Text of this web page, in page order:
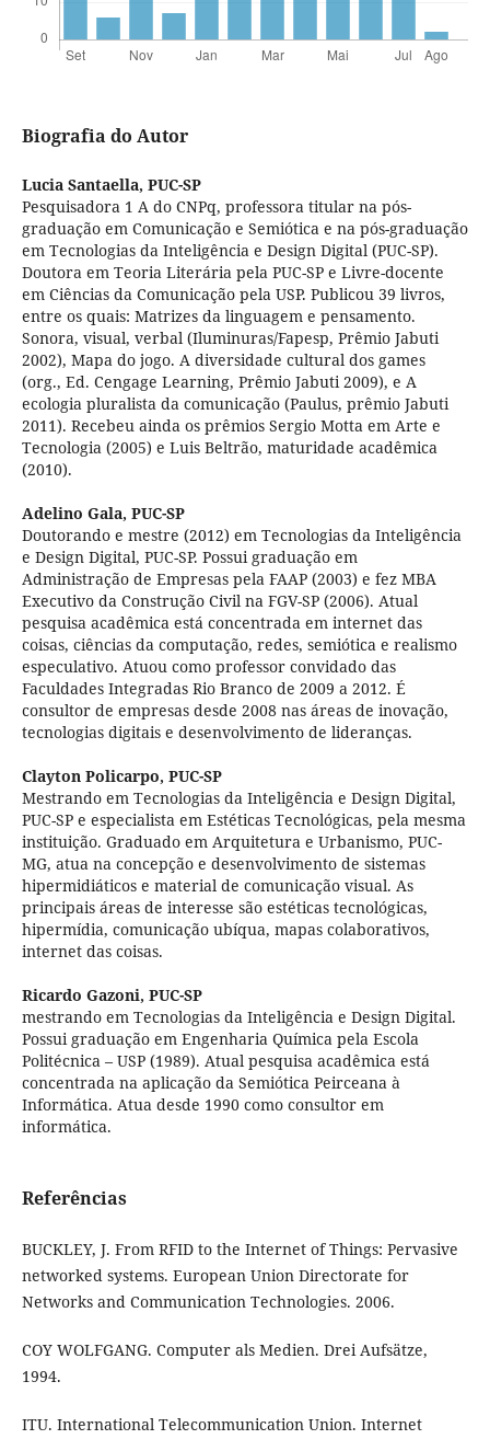
Biografia do Autor
Lucia Santaella, PUC-SP
Pesquisadora 1 A do CNPq, professora titular na pós-
graduação em Comunicação e Semiótica e na pós-graduação
em Tecnologias da Inteligência e Design Digital (PUC-SP).
Doutora em Teoria Literária pela PUC-SP e Livre-docente
em Ciências da Comunicação pela USP. Publicou 39 livros,
entre os quais: Matrizes da linguagem e pensamento.
Sonora, visual, verbal (Iluminuras/Fapesp, Prêmio Jabuti
2002), Mapa do jogo. A diversidade cultural dos games
(org., Ed. Cengage Learning, Prêmio Jabuti 2009), e A
ecologia pluralista da comunicação (Paulus, prêmio Jabuti
2011). Recebeu ainda os prêmios Sergio Motta em Arte e
Tecnologia (2005) e Luis Beltrão, maturidade acadêmica
(2010).
Adelino Gala, PUC-SP
Doutorando e mestre (2012) em Tecnologias da Inteligência
e Design Digital, PUC-SP. Possui graduação em
Administração de Empresas pela FAAP (2003) e fez MBA
Executivo da Construção Civil na FGV-SP (2006). Atual
pesquisa acadêmica está concentrada em internet das
coisas, ciências da computação, redes, semiótica e realismo
especulativo. Atuou como professor convidado das
Faculdades Integradas Rio Branco de 2009 a 2012. É
consultor de empresas desde 2008 nas áreas de inovação,
tecnologias digitais e desenvolvimento de lideranças.
Clayton Policarpo, PUC-SP
Mestrando em Tecnologias da Inteligência e Design Digital,
PUC-SP e especialista em Estéticas Tecnológicas, pela mesma
instituição. Graduado em Arquitetura e Urbanismo, PUC-
MG, atua na concepção e desenvolvimento de sistemas
hipermidiáticos e material de comunicação visual. As
principais áreas de interesse são estéticas tecnológicas,
hipermídia, comunicação ubíqua, mapas colaborativos,
internet das coisas.
Ricardo Gazoni, PUC-SP
mestrando em Tecnologias da Inteligência e Design Digital.
Possui graduação em Engenharia Química pela Escola
Politécnica – USP (1989). Atual pesquisa acadêmica está
concentrada na aplicação da Semiótica Peirceana à
Informática. Atua desde 1990 como consultor em
informática.
Referências
BUCKLEY, J. From RFID to the Internet of Things: Pervasive
networked systems. European Union Directorate for
Networks and Communication Technologies. 2006.
COY WOLFGANG. Computer als Medien. Drei Aufsätze,
1994.
ITU. International Telecommunication Union. Internet